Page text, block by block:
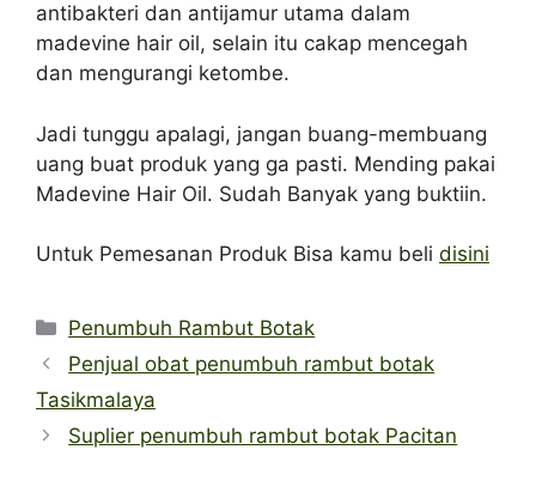
antibakteri dan antijamur utama dalam
madevine hair oil, selain itu cakap mencegah
dan mengurangi ketombe.
Jadi tunggu apalagi, jangan buang-membuang
uang buat produk yang ga pasti. Mending pakai
Madevine Hair Oil. Sudah Banyak yang buktiin.
Untuk Pemesanan Produk Bisa kamu beli disini
Categories
Penumbuh Rambut Botak
Penjual obat penumbuh rambut botak
Tasikmalaya
Suplier penumbuh rambut botak Pacitan